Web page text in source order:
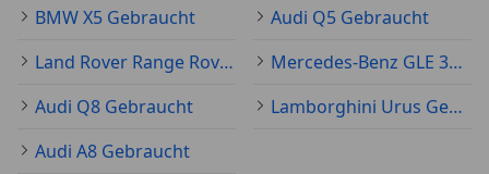
BMW X5 Gebraucht
Audi Q5 Gebraucht
Land Rover Range Rover Sport Gebraucht
Mercedes-Benz GLE 350 Gebraucht
Audi Q8 Gebraucht
Lamborghini Urus Gebraucht
Audi A8 Gebraucht